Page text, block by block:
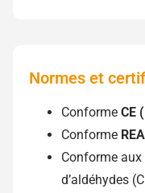
Normes et
Conforme CE
Conforme
Conforme
d’aldéhydes